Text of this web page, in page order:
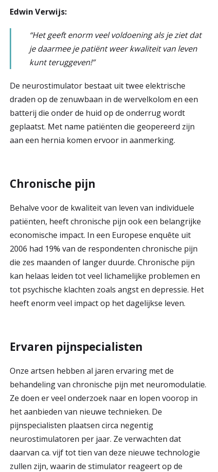
Edwin Verwijs:
“Het geeft enorm veel voldoening als je ziet dat
je daarmee je patiënt weer kwaliteit van leven
kunt teruggeven!”
De neurostimulator bestaat uit twee elektrische
draden op de zenuwbaan in de wervelkolom en een
batterij die onder de huid op de onderrug wordt
geplaatst. Met name patiënten die geopereerd zijn
aan een hernia komen ervoor in aanmerking.
Chronische pijn
Behalve voor de kwaliteit van leven van individuele
patiënten, heeft chronische pijn ook een belangrijke
economische impact. In een Europese enquête uit
2006 had 19% van de respondenten chronische pijn
die zes maanden of langer duurde. Chronische pijn
kan helaas leiden tot veel lichamelijke problemen en
tot psychische klachten zoals angst en depressie. Het
heeft enorm veel impact op het dagelijkse leven.
Ervaren pijnspecialisten
Onze artsen hebben al jaren ervaring met de
behandeling van chronische pijn met neuromodulatie.
Ze doen er veel onderzoek naar en lopen voorop in
het aanbieden van nieuwe technieken. De
pijnspecialisten plaatsen circa negentig
neurostimulatoren per jaar. Ze verwachten dat
daarvan ca. vijf tot tien van deze nieuwe technologie
zullen zijn, waarin de stimulator reageert op de